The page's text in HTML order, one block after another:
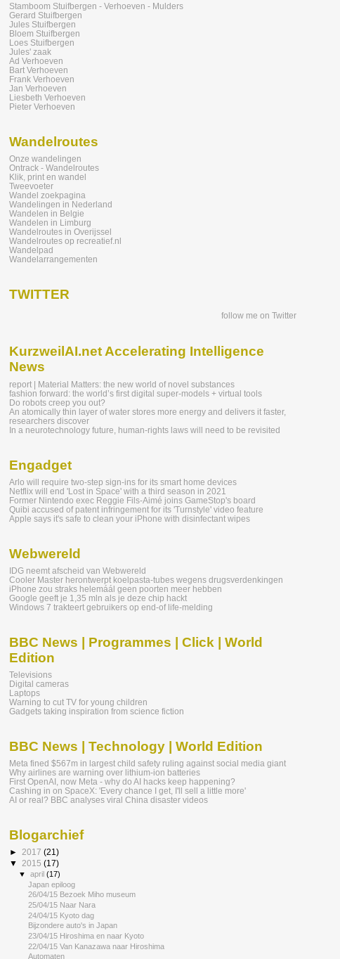
Stamboom Stuifbergen - Verhoeven - Mulders
Gerard Stuifbergen
Jules Stuifbergen
Bloem Stuifbergen
Loes Stuifbergen
Jules' zaak
Ad Verhoeven
Bart Verhoeven
Frank Verhoeven
Jan Verhoeven
Liesbeth Verhoeven
Pieter Verhoeven
Wandelroutes
Onze wandelingen
Ontrack - Wandelroutes
Klik, print en wandel
Tweevoeter
Wandel zoekpagina
Wandelingen in Nederland
Wandelen in Belgie
Wandelen in Limburg
Wandelroutes in Overijssel
Wandelroutes op recreatief.nl
Wandelpad
Wandelarrangementen
TWITTER
follow me on Twitter
KurzweilAI.net Accelerating Intelligence
News
report | Material Matters: the new world of novel substances
fashion forward: the world’s first digital super-models + virtual tools
Do robots creep you out?
An atomically thin layer of water stores more energy and delivers it faster,
researchers discover
In a neurotechnology future, human-rights laws will need to be revisited
Engadget
Arlo will require two-step sign-ins for its smart home devices
Netflix will end 'Lost in Space' with a third season in 2021
Former Nintendo exec Reggie Fils-Aimé joins GameStop's board
Quibi accused of patent infringement for its 'Turnstyle' video feature
Apple says it's safe to clean your iPhone with disinfectant wipes
Webwereld
IDG neemt afscheid van Webwereld
Cooler Master herontwerpt koelpasta-tubes wegens drugsverdenkingen
iPhone zou straks helemáál geen poorten meer hebben
Google geeft je 1,35 mln als je deze chip hackt
Windows 7 trakteert gebruikers op end-of life-melding
BBC News | Programmes | Click | World
Edition
Televisions
Digital cameras
Laptops
Warning to cut TV for young children
Gadgets taking inspiration from science fiction
BBC News | Technology | World Edition
Meta fined $567m in largest child safety ruling against social media giant
Why airlines are warning over lithium-ion batteries
First OpenAI, now Meta - why do AI hacks keep happening?
Cashing in on SpaceX: 'Every chance I get, I'll sell a little more'
AI or real? BBC analyses viral China disaster videos
Blogarchief
► 2017 (21)
▼ 2015 (17)
▼april(17)
Japan epiloog
26/04/15 Bezoek Miho museum
25/04/15 Naar Nara
24/04/15 Kyoto dag
Bijzondere auto's in Japan
23/04/15 Hiroshima en naar Kyoto
22/04/15 Van Kanazawa naar Hiroshima
Automaten